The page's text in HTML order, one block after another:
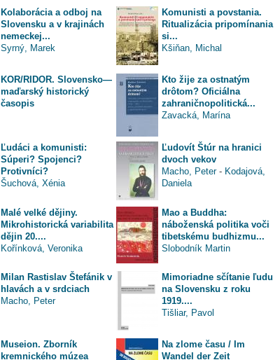
Kolaborácia a odboj na
Slovensku a v krajinách
nemeckej...
Syrný, Marek
Komunisti a povstania.
Ritualizácia pripomínania
si...
Kšiňan, Michal
KOR/RIDOR. Slovensko—
maďarský historický
časopis
Kto žije za ostnatým
drôtom? Oficiálna
zahraničnopolitická...
Zavacká, Marína
Ľudáci a komunisti:
Súperi? Spojenci?
Protivníci?
Šuchová, Xénia
Ľudovít Štúr na hranici
dvoch vekov
Macho, Peter- Kodajová,
Daniela
Malé velké dějiny.
Mikrohistorická variabilita
dějin 20....
Kořínková, Veronika
Mao a Buddha:
náboženská politika voči
tibetskému budhizmu...
Slobodník Martin
Milan Rastislav Štefánik v
hlavách a v srdciach
Macho, Peter
Mimoriadne sčítanie ľudu
na Slovensku z roku
1919....
Tišliar, Pavol
Museion. Zborník
kremnického múzea
Na zlome času / Im
Wandel der Zeit